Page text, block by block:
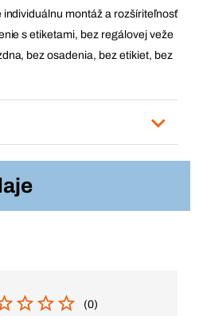
montáž a rozšíriteľnosť
s etiketami, bez regálovej veže
bez osadenia, bez etikiet, bez
(0)